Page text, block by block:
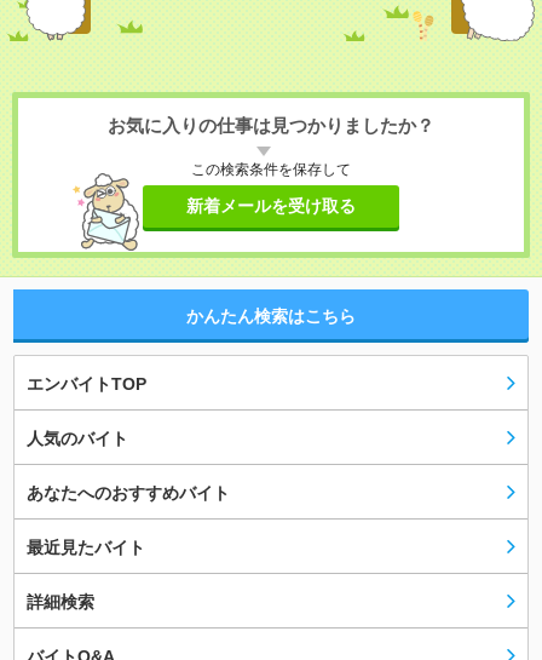
お気に入りの仕事は見つかりましたか？
この検索条件を保存して
新着メールを受け取る
かんたん検索はこちら
エンバイトTOP
人気のバイト
あなたへのおすすめバイト
最近見たバイト
詳細検索